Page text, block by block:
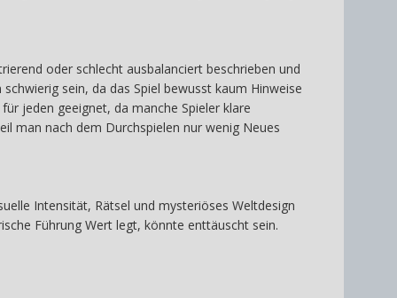
oder schlecht ausbalanciert beschrieben und
sein, da das Spiel bewusst kaum Hinweise
jeden geeignet, da manche Spieler klare
man nach dem Durchspielen nur wenig Neues
Intensität, Rätsel und mysteriöses Weltdesign
Führung Wert legt, könnte enttäuscht sein.